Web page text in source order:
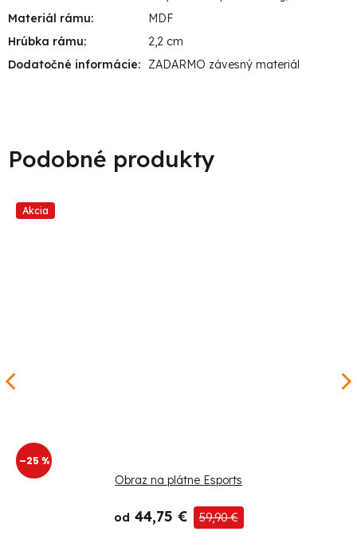
Materiál rámu:
MDF
Hrúbka rámu:
2,2 cm
Dodatočné informácie: ZADARMO závesný materiál
Akcia
–25 %
Obraz na plátne Esports
od 44,75 € 59,90 €